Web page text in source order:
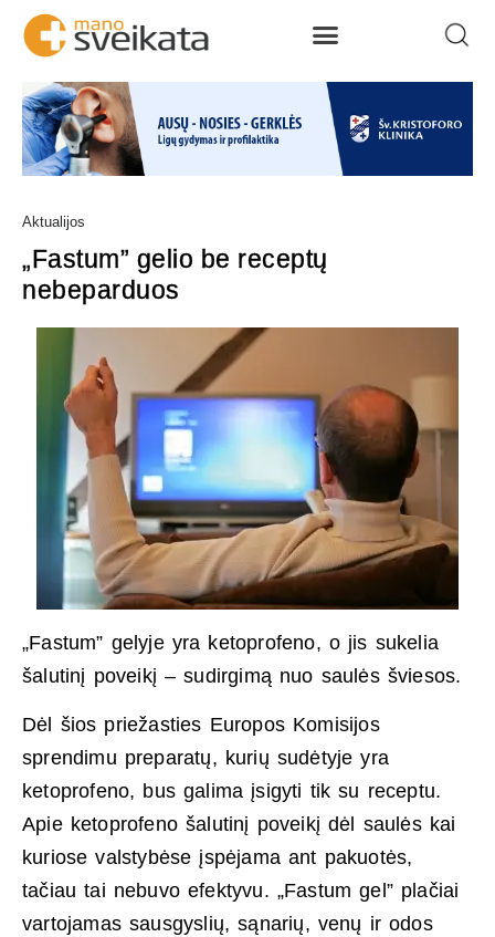
Aktualijos
„Fastum” gelio be receptų
nebeparduos
„Fastum” gelyje yra ketoprofeno, o jis sukelia
šalutinį poveikį – sudirgimą nuo saulės šviesos.
Dėl šios priežasties Europos Komisijos
sprendimu preparatų, kurių sudėtyje yra
ketoprofeno, bus galima įsigyti tik su receptu.
Apie ketoprofeno šalutinį poveikį dėl saulės kai
kuriose valstybėse įspėjama ant pakuotės,
tačiau tai nebuvo efektyvu. „Fastum gel” plačiai
vartojamas sausgyslių, sąnarių, venų ir odos